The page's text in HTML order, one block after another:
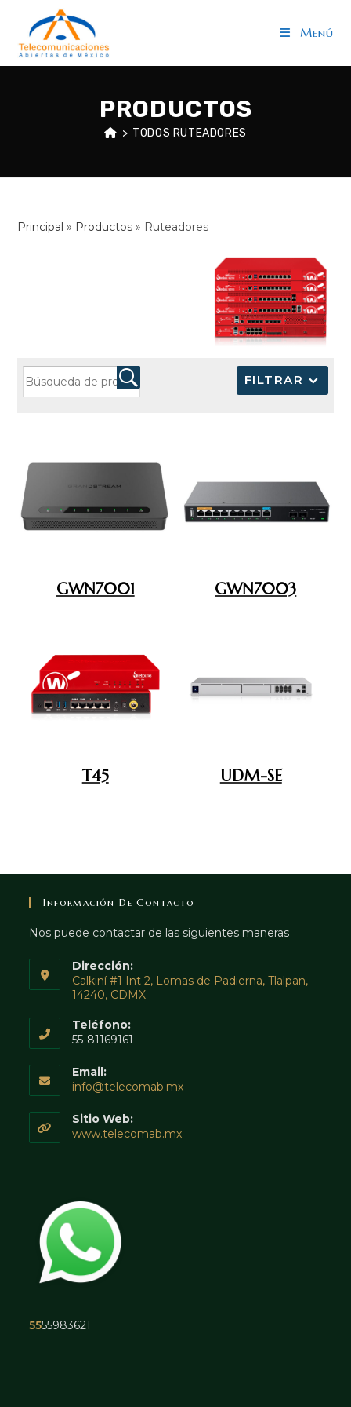
contenido
Menú
PRODUCTOS
> TODOS RUTEADORES
Principal » Productos » Ruteadores
FILTRAR
GWN7001 GWN7003
T45 UDM-SE
Información De Contacto
Nos puede contactar de las siguientes maneras
Dirección:
Calkiní #1 Int 2, Lomas de Padierna, Tlalpan,
14240, CDMX
Teléfono:
55-81169161
Email:
info@telecomab.mxAbre
Sitio Web:
www.telecomab.mx
5555983621